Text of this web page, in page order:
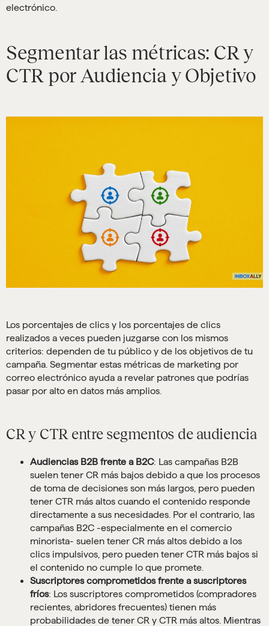
electrónico.
Segmentar las métricas: CR y
CTR por Audiencia y Objetivo
Los porcentajes de clics y los porcentajes de clics
realizados a veces pueden juzgarse con los mismos
criterios: dependen de tu público y de los objetivos de tu
campaña. Segmentar estas métricas de marketing por
correo electrónico ayuda a revelar patrones que podrías
pasar por alto en datos más amplios.
CR y CTR entre segmentos de audiencia
Audiencias B2B frente a B2C: Las campañas B2B
suelen tener CR más bajos debido a que los procesos
de toma de decisiones son más largos, pero pueden
tener CTR más altos cuando el contenido responde
directamente a sus necesidades. Por el contrario, las
campañas B2C -especialmente en el comercio
minorista- suelen tener CR más altos debido a los
clics impulsivos, pero pueden tener CTR más bajos si
el contenido no cumple lo que promete.
Suscriptores comprometidos frente a suscriptores
fríos: Los suscriptores comprometidos (compradores
recientes, abridores frecuentes) tienen más
probabilidades de tener CR y CTR más altos. Mientras